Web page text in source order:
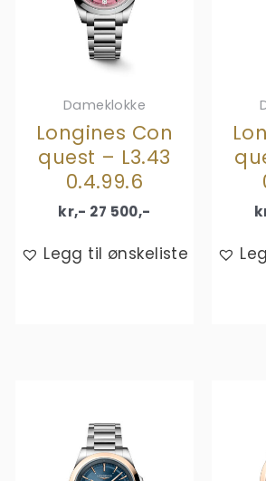
Dameklokke
Longines Con
quest – L3.43
0.4.99.6
kr,- 27 500,-
Legg til ønskeliste